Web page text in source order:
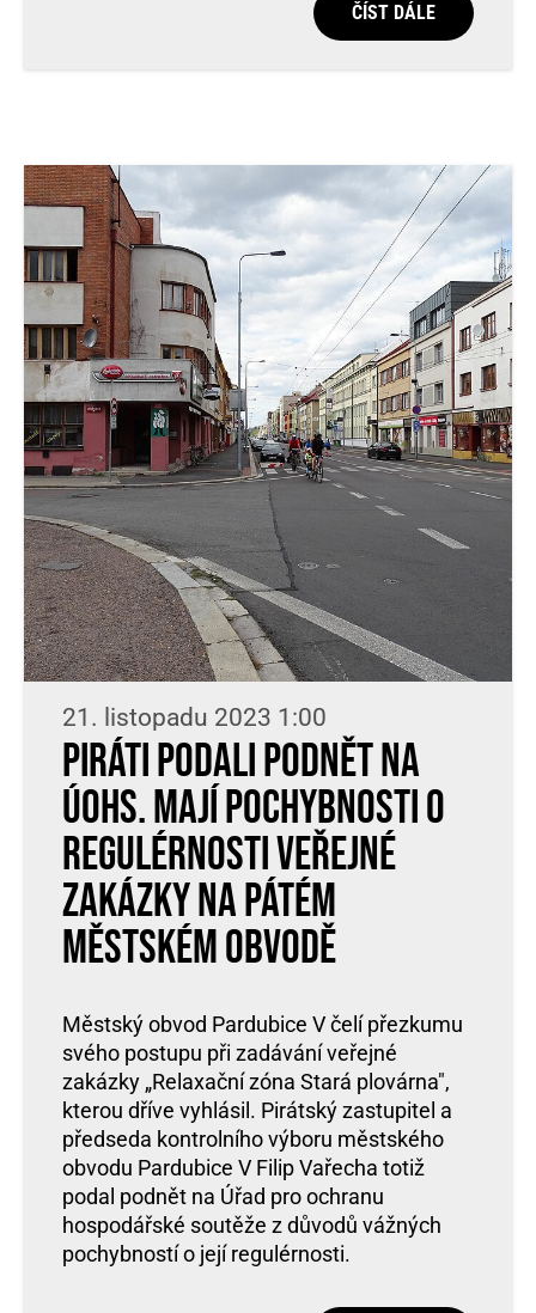
ČÍST DÁLE
21. listopadu 2023 1:00
Piráti podali podnět na
ÚOHS. Mají pochybnosti o
regulérnosti veřejné
zakázky na pátém
městském obvodě
Městský obvod Pardubice V čelí přezkumu
svého postupu při zadávání veřejné
zakázky „Relaxační zóna Stará plovárna",
kterou dříve vyhlásil. Pirátský zastupitel a
předseda kontrolního výboru městského
obvodu Pardubice V Filip Vařecha totiž
podal podnět na Úřad pro ochranu
hospodářské soutěže z důvodů vážných
pochybností o její regulérnosti.